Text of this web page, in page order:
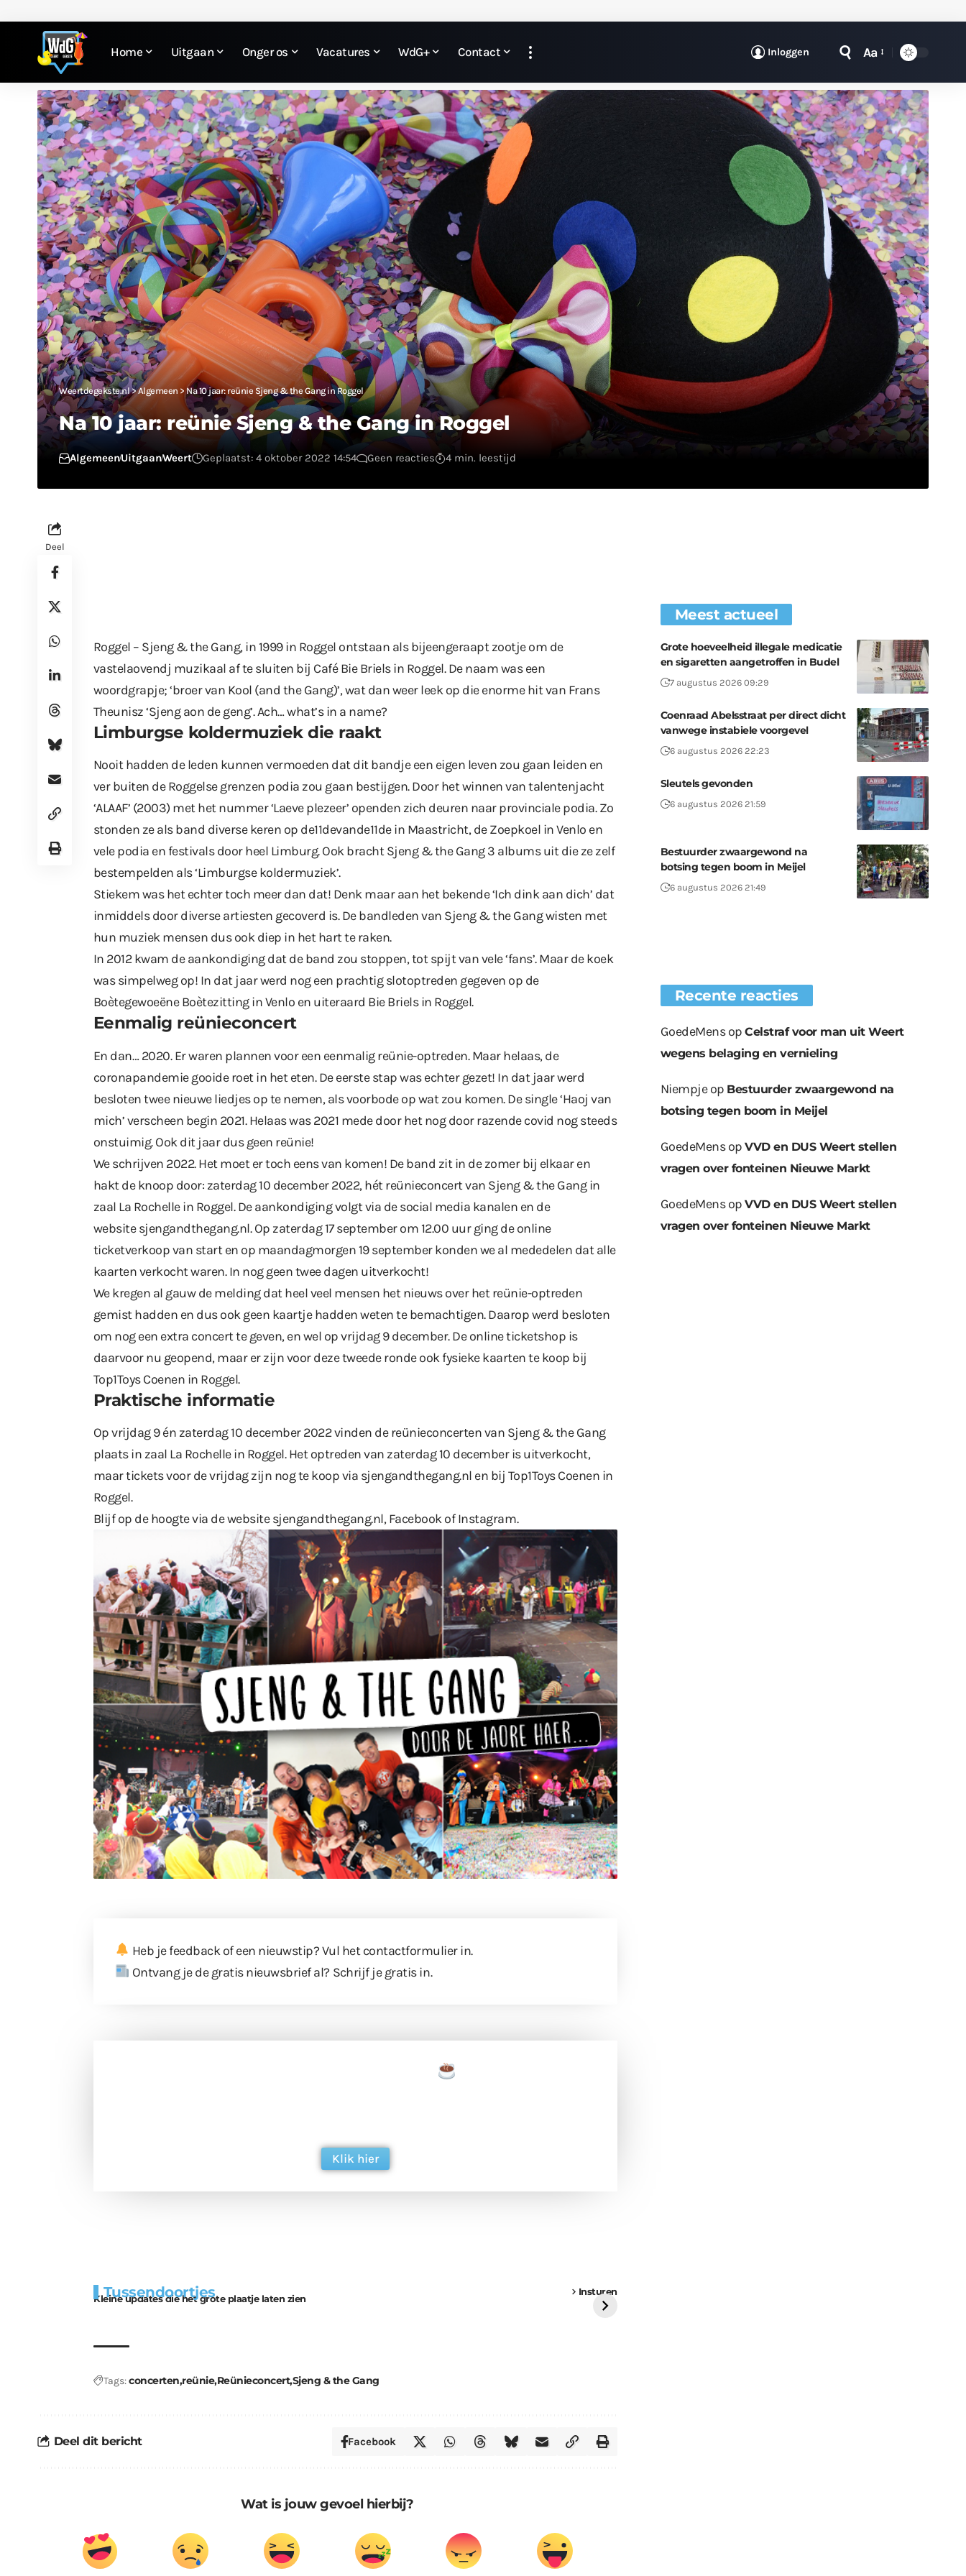
Home Uitgaan Onger os Vacatures WdG+ Contact Inloggen Aa
Weertdegekste.nl>Algemeen >Na 10 jaar: reünie Sjeng & the Gang in Roggel
Na 10 jaar: reünie Sjeng & the Gang in Roggel
AlgemeenUitgaanWeert Geplaatst: 4 oktober 2022 14:54 Geen reacties 4 min. leestijd
Deel
Roggel – Sjeng & the Gang, in 1999 in Roggel ontstaan als bijeengeraapt zootje om de
vastelaovendj muzikaal af te sluiten bij Café Bie Briels in Roggel. De naam was een
woordgrapje; ‘broer van Kool (and the Gang)’, wat dan weer leek op die enorme hit van Frans
Theunisz ‘Sjeng aon de geng’. Ach… what’s in a name?
Limburgse koldermuziek die raakt
Nooit hadden de leden kunnen vermoeden dat dit bandje een eigen leven zou gaan leiden en
ver buiten de Roggelse grenzen podia zou gaan bestijgen. Door het winnen van talentenjacht
‘ALAAF’ (2003) met het nummer ‘Laeve plezeer’ openden zich deuren naar provinciale podia. Zo
stonden ze als band diverse keren op de11devande11de in Maastricht, de Zoepkoel in Venlo en
vele podia en festivals door heel Limburg. Ook bracht Sjeng & the Gang 3 albums uit die ze zelf
bestempelden als ‘Limburgse koldermuziek’.
Stiekem was het echter toch meer dan dat! Denk maar aan het bekende ‘Ich dink aan dich’ dat
inmiddels door diverse artiesten gecoverd is. De bandleden van Sjeng & the Gang wisten met
hun muziek mensen dus ook diep in het hart te raken.
In 2012 kwam de aankondiging dat de band zou stoppen, tot spijt van vele ‘fans’. Maar de koek
was simpelweg op! In dat jaar werd nog een prachtig slotoptreden gegeven op de
Boètegewoeëne Boètezitting in Venlo en uiteraard Bie Briels in Roggel.
Eenmalig reünieconcert
En dan… 2020. Er waren plannen voor een eenmalig reünie-optreden. Maar helaas, de
coronapandemie gooide roet in het eten. De eerste stap was echter gezet! In dat jaar werd
besloten twee nieuwe liedjes op te nemen, als voorbode op wat zou komen. De single ‘Haoj van
mich’ verscheen begin 2021. Helaas was 2021 mede door het nog door razende covid nog steeds
onstuimig. Ook dit jaar dus geen reünie!
We schrijven 2022. Het moet er toch eens van komen! De band zit in de zomer bij elkaar en
hakt de knoop door: zaterdag 10 december 2022, hét reünieconcert van Sjeng & the Gang in
zaal La Rochelle in Roggel. De aankondiging volgt via de social media kanalen en de
websitesjengandthegang.nl. Op zaterdag 17 september om 12.00 uur ging de online
ticketverkoop van start en op maandagmorgen 19 september konden we al mededelen dat alle
kaarten verkocht waren. In nog geen twee dagen uitverkocht!
We kregen al gauw de melding dat heel veel mensen het nieuws over het reünie-optreden
gemist hadden en dus ook geen kaartje hadden weten te bemachtigen. Daarop werd besloten
om nog een extra concert te geven, en wel op vrijdag 9 december. De online ticketshop is
daarvoor nu geopend, maar er zijn voor deze tweede ronde ook fysieke kaarten te koop bij
Top1Toys Coenen in Roggel.
Praktische informatie
Op vrijdag 9 én zaterdag 10 december 2022 vinden de reünieconcerten van Sjeng & the Gang
plaats in zaal La Rochelle in Roggel. Het optreden van zaterdag 10 december is uitverkocht,
maar tickets voor de vrijdag zijn nog te koop via sjengandthegang.nl en bij Top1Toys Coenen in
Roggel.
Blijf op de hoogte via de websitesjengandthegang.nl,FacebookofInstagram.
Heb je feedback of een nieuwstip? Vul het contactformulierin.
Ontvang je de gratis nieuwsbrief al? Schrijf je gratis in.
Klik hier
Tussendoortjes Insturen
Kleine updates die het grote plaatje laten zien
bouwmateriaal voor
kabouters
Tags:concerten reünieReünieconcertSjeng & the Gang
Deel dit bericht Facebook
Wat is jouw gevoel hierbij?
Meest actueel
Grote hoeveelheid illegale medicatie
en sigaretten aangetroffen in Budel
7 augustus 2026 09:29
Coenraad Abelsstraat per direct dicht
vanwege instabiele voorgevel
6 augustus 2026 22:23
Sleutels gevonden
6 augustus 2026 21:59
Bestuurder zwaargewond na
botsing tegen boom in Meijel
6 augustus 2026 21:49
Recente reacties
GoedeMensopCelstraf voor man uit Weert
wegens belaging en vernieling
Niempjeop Bestuurder zwaargewond na
botsing tegen boom in Meijel
GoedeMensopVVD en DUS Weert stellen
vragen over fonteinen Nieuwe Markt
GoedeMensopVVD en DUS Weert stellen
vragen over fonteinen Nieuwe Markt